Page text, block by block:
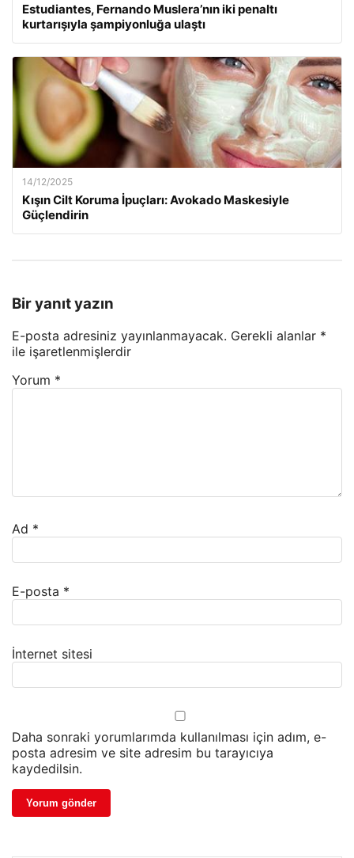
Estudiantes, Fernando Muslera’nın iki penaltı
kurtarışıyla şampiyonluğa ulaştı
14/12/2025
Kışın Cilt Koruma İpuçları: Avokado Maskesiyle
Güçlendirin
Bir yanıt yazın
E-posta adresiniz yayınlanmayacak. Gerekli alanlar *
ile işaretlenmişlerdir
Yorum *
Ad *
E-posta *
İnternet sitesi
Daha sonraki yorumlarımda kullanılması için adım, e-
posta adresim ve site adresim bu tarayıcıya
kaydedilsin.